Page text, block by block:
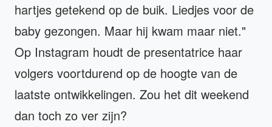
hartjes getekend op de buik. Liedjes voor de
baby gezongen. Maar hij kwam maar niet."
Op Instagram houdt de presentatrice haar
volgers voortdurend op de hoogte van de
laatste ontwikkelingen. Zou het dit weekend
dan toch zo ver zijn?